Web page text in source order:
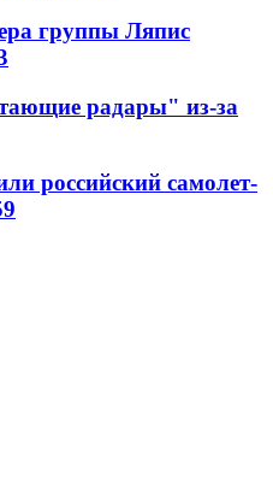
группы Ляпис
радары" из-за
российский самолет-